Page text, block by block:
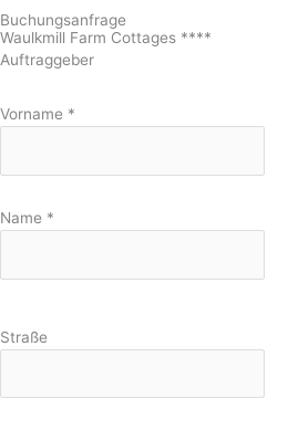
Buchungsanfrage
Waulkmill Farm Cottages ****
Auftraggeber
Vorname *
Name *
Straße